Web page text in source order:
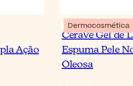
Ação
Dermocosmética
CeraVe Gel de
Espuma Pele
Oleosa